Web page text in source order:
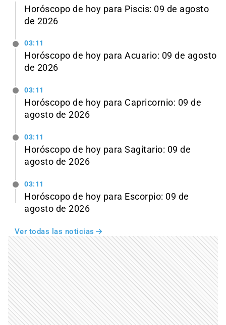
Horóscopo de hoy para Piscis: 09 de agosto
de 2026
03:11
Horóscopo de hoy para Acuario: 09 de agosto
de 2026
03:11
Horóscopo de hoy para Capricornio: 09 de
agosto de 2026
03:11
Horóscopo de hoy para Sagitario: 09 de
agosto de 2026
03:11
Horóscopo de hoy para Escorpio: 09 de
agosto de 2026
Ver todas las noticias